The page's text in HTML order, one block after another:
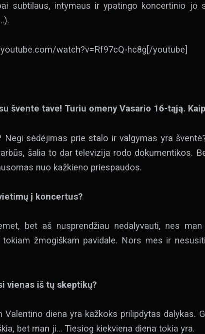
subtilaus, intymaus ir ypatingo koncertinio jo
watch?v=Rf97cQ-hc8g[/youtube]
švente tave! Turiu omeny Vasario 16-tąją.
Negi sėdėjimas prie stalo ir valgymas yra
šalia to dar televizija rodo dokumentikos.
nuo kažkieno priespaudos.
į koncertus?
bet aš nusprendžiau nedalyvauti, nes
tokiam žmogiškam pavidale. Nors mes ir
vienas iš tų skeptikų?
diena yra kažkoks prilipdytas dalykas.
bet man ji… Tiesiog kiekviena diena tokia yra.